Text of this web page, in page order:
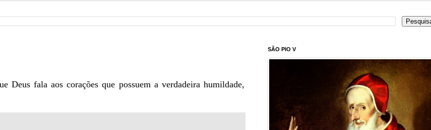
Deus fala aos corações que possuem a verdadeira humildade,
SÃO PIO V